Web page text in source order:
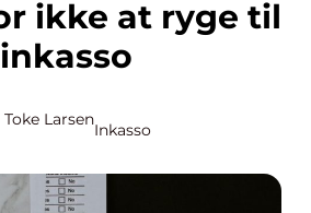
inkasso
Toke Larsen
Inkasso